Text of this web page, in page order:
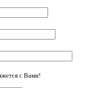
с Вами!